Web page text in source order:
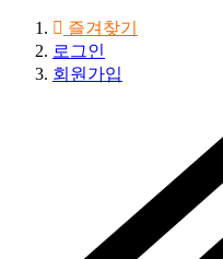
즐겨찾기
로그인
회원가입